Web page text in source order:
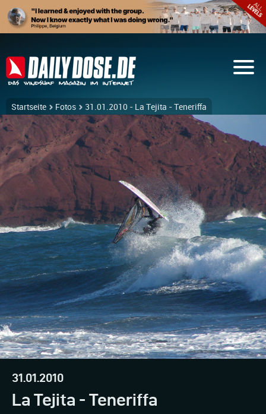
Startseite Fotos 31.01.2010 - La Tejita - Teneriffa
31.01.2010
La Tejita - Teneriffa